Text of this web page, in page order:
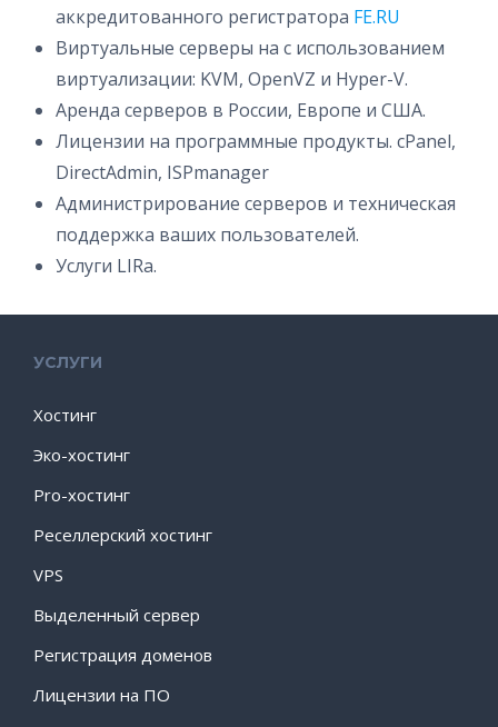
аккредитованного регистратора FE.RU
Виртуальные серверы на c использованием
виртуализации: KVM, OpenVZ и Hyper-V.
Аренда серверов в России, Европе и США.
Лицензии на программные продукты. cPanel,
DirectAdmin, ISPmanager
Администрирование серверов и техническая
поддержка ваших пользователей.
Услуги LIRа.
УСЛУГИ
Хостинг
Эко-хостинг
Pro-хостинг
Реселлерский хостинг
VPS
Выделенный сервер
Регистрация доменов
Лицензии на ПО